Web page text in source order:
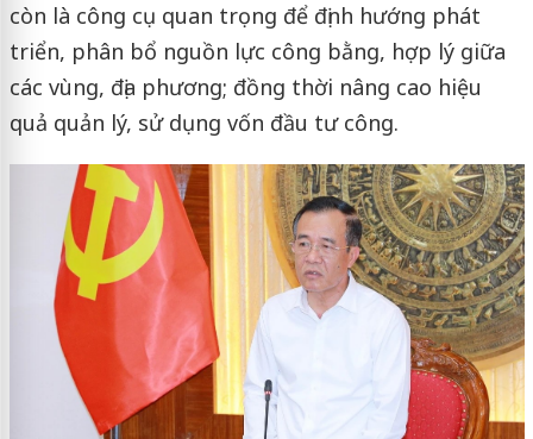
còn là công cụ quan trọng để định hướng phát
triển, phân bổ nguồn lực công bằng, hợp lý giữa
các vùng, địa phương; đồng thời nâng cao hiệu
quả quản lý, sử dụng vốn đầu tư công.